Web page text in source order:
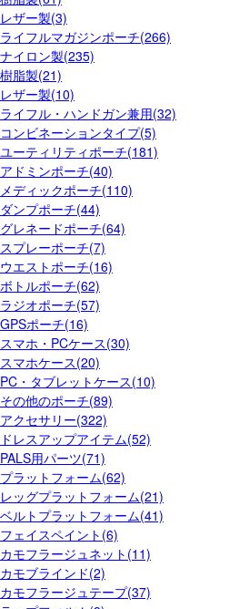
レザー製(3)
ライフルマガジンポーチ(266)
ナイロン製(235)
樹脂製(21)
レザー製(10)
ライフル・ハンドガン兼用(32)
コンビネーションタイプ(5)
ユーティリティポーチ(181)
アドミンポーチ(40)
メディックポーチ(110)
ダンプポーチ(44)
グレネードポーチ(64)
スプレーポーチ(7)
ウエストポーチ(16)
ボトルポーチ(62)
ラジオポーチ(57)
GPSポーチ(16)
スマホ・PCケース(30)
スマホケース(20)
PC・タブレットケース(10)
その他のポーチ(89)
アクセサリー(322)
ドレスアップアイテム(52)
PALS用パーツ(71)
プラットフォーム(62)
レッグプラットフォーム(21)
ベルトプラットフォーム(41)
フェイスペイント(6)
カモフラージュネット(11)
カモブラインド(2)
カモフラージュテープ(37)